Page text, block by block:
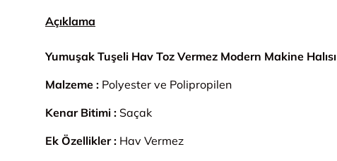
Açıklama
Yumuşak Tuşeli Hav Toz Vermez Modern Makine Halısı
Malzeme : Polyester ve Polipropilen
Kenar Bitimi : Saçak
Ek Özellikler : Hav Vermez